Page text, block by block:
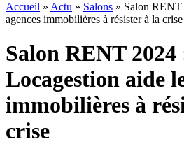
Accueil » Actu » Salons » Salon RENT
agences immobilières à résister à la crise
Salon RENT 2024
Locagestion aide
immobilières à
crise